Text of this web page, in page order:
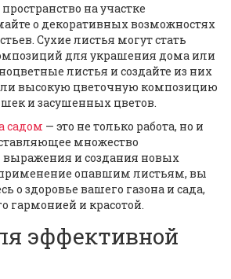
на участке
о декоративных возможностях
Сухие листья могут стать
для украшения дома или
листья и создайте из них
высокую цветочную композицию
и засушенных цветов.
садом — это не только работа, но и
множество
выражения и создания новых
опавшим листьям, вы
о здоровье вашего газона и сада,
гармонией и красотой.
эффективной